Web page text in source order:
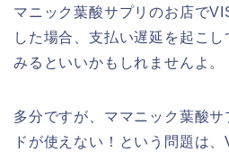
マニック葉酸サプリのお店で
した場合、支払い遅延を起こ
みるといいかもしれませんよ。
多分ですが、ママニック葉酸
ドが使えない！という問題は